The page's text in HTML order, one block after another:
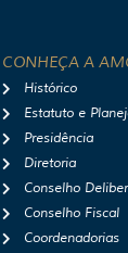
CONHEÇA A
Histórico
Estatuto e
Presidência
Diretoria
Conselho
Conselho Fiscal
Coordenadorias